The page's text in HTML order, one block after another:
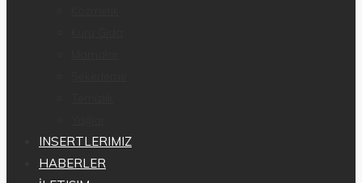
INSERTLERIMIZ
HABERLER